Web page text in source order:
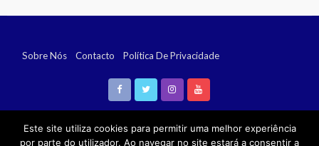
Sobre Nós Contacto Política De Privacidade
Remoção De Conteúdo (DMCA)
Copyright 2023• Benix News •Todos Direitos Reservados
Este site utiliza cookies para permitir uma melhor experiência
por parte do utilizador. Ao navegar no site estará a consentir a